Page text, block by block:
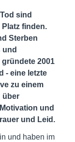
sind
finden.
Sterben
und
2001
- eine letzte
zu einem
über
und
und Leid.
und haben im